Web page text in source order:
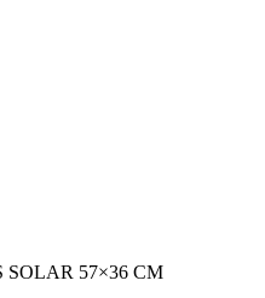
SOLAR 57×36 CM